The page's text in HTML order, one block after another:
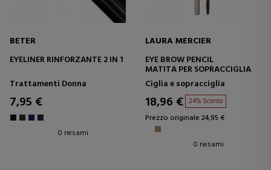
BETER
EYELINER RINFORZANTE 2 IN 1
Trattamenti Donna
7,95 €
0 riesami
LAURA MERCIER
EYE BROW PENCIL
MATITA PER SOPRACCIGLIA
Ciglia e sopracciglia
18,96 € 24% Sconto
Prezzo originale 24,95 €
0 riesami